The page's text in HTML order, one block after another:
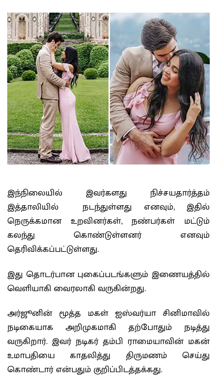
இந்நிலையில் இவர்களது நிச்சயதார்த்தம்
இத்தாலியில் நடந்துள்ளது எனவும், இதில்
நெருக்கமான உறவினர்கள், நண்பர்கள் மட்டும்
கலந்து கொண்டுள்ளனர் எனவும்
தெரிவிக்கப்பட்டுள்ளது.
இது தொடர்பான புகைப்படங்களும் இணையத்தில்
வெளியாகி வைரலாகி வருகின்றது.
அர்ஜூனின் மூத்த மகள் ஐஸ்வர்யா சினிமாவில்
நடிகையாக அறிமுகமாகி தற்போதும் நடித்து
வருகிறார். இவர் நடிகர் தம்பி ராமையாவின் மகன்
உமாபதியை காதலித்து திருமணம் செய்து
கொண்டார் என்பதும் குறிப்பிடத்தக்கது.